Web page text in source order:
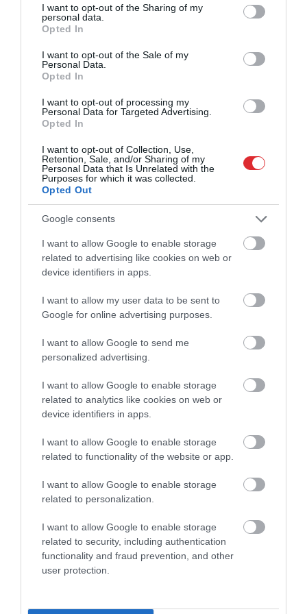
not limited to your visit or usage behaviour. You may click to
grant or deny consent to Google and its third-party tags to
use your data for below specified purposes in below Google
consent section.
I want to opt-out of the Sharing of my
personal data.
Opted In
I want to opt-out of the Sale of my
Personal Data.
Opted In
I want to opt-out of processing my
Personal Data for Targeted Advertising.
Opted In
I want to opt-out of Collection, Use,
Retention, Sale, and/or Sharing of my
Personal Data that Is Unrelated with the
Purposes for which it was collected.
Opted Out
Google consents
I want to allow Google to enable storage
related to advertising like cookies on web or
device identifiers in apps.
I want to allow my user data to be sent to
Google for online advertising purposes.
I want to allow Google to send me
personalized advertising.
I want to allow Google to enable storage
related to analytics like cookies on web or
device identifiers in apps.
I want to allow Google to enable storage
related to functionality of the website or app.
I want to allow Google to enable storage
related to personalization.
I want to allow Google to enable storage
related to security, including authentication
functionality and fraud prevention, and other
user protection.